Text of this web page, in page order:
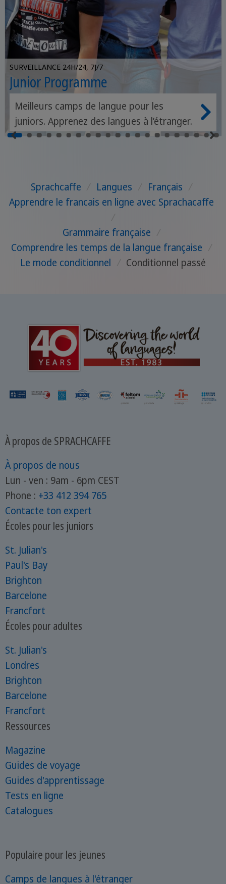
SURVEILLANCE 24H/24, 7J/7
Junior Programme
Meilleurs camps de langue pour les
juniors. Apprenez des langues à l’étranger.
Sprachcaffe Langues Français
Apprendre le francais en ligne avec Sprachacaffe
Grammaire française
Comprendre les temps de la langue française
Le mode conditionnel
Conditionnel passé
À propos de SPRACHCAFFE
À propos de nous
Lun - ven : 9am - 6pm CEST
Phone : +33 412 394 765
Contacte ton expert
Écoles pour les juniors
St. Julian's
Paul's Bay
Brighton
Barcelone
Francfort
Écoles pour adultes
St. Julian's
Londres
Brighton
Barcelone
Francfort
Ressources
Magazine
Guides de voyage
Guides d'apprentissage
Tests en ligne
Catalogues
Populaire pour les jeunes
Camps de langues à l'étranger